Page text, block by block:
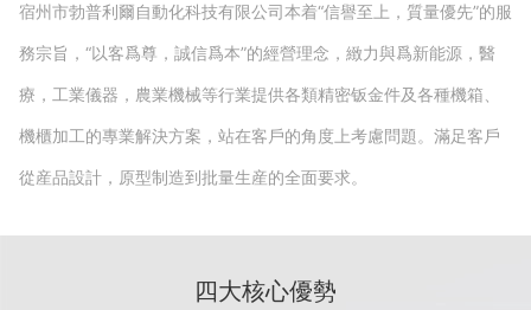
宿州市勃普利爾自動化科技有限公司本着“信譽至上，質量優先”的服
務宗旨，“以客爲尊，誠信爲本”的經營理念，緻力與爲新能源，醫
療，工業儀器，農業機械等行業提供各類精密钣金件及各種機箱、
機櫃加工的專業解決方案，站在客戶的角度上考慮問題。滿足客戶
從産品設計，原型制造到批量生産的全面要求。
四大核心優勢